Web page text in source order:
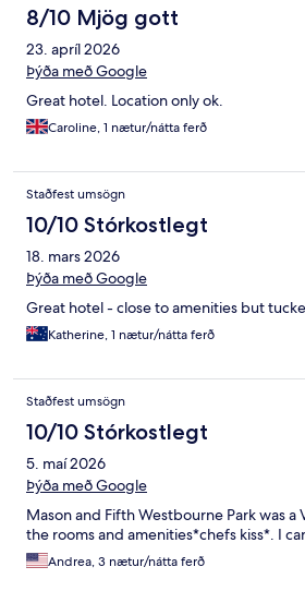
time exploring the place and the local
spot for a working trip.
8/10 Mjög gott
23. apríl 2026
Þýða með Google
Great hotel. Location only ok.
Caroline, 1 nætur/nátta ferð
Staðfest umsögn
10/10 Stórkostlegt
18. mars 2026
Þýða með Google
Great hotel - close to amenities but
Katherine, 1 nætur/nátta ferð
Staðfest umsögn
10/10 Stórkostlegt
5. maí 2026
Þýða með Google
Mason and Fifth Westbourne Park was a
the rooms and amenities*chefs kiss*. I
Andrea, 3 nætur/nátta ferð